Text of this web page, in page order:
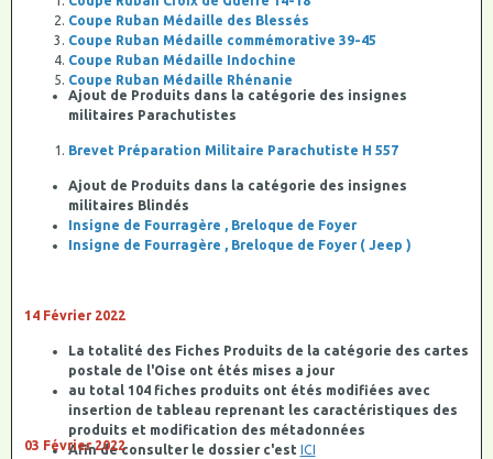
Coupe Ruban Médaille des Blessés
Coupe Ruban Médaille commémorative 39-45
Coupe Ruban Médaille Indochine
Coupe Ruban Médaille Rhénanie
Ajout de Produits dans la catégorie des insignes
militaires Parachutistes
Brevet Préparation Militaire Parachutiste H 557
Ajout de Produits dans la catégorie des insignes
militaires Blindés
Insigne de Fourragère , Breloque de Foyer
Insigne de Fourragère , Breloque de Foyer ( Jeep )
14 Février 2022
La totalité des Fiches Produits de la catégorie des cartes
postale de l'Oise ont étés mises a jour
au total 104 fiches produits ont étés modifiées avec
insertion de tableau reprenant les caractéristiques des
produits et modification des métadonnées
Afin de consulter le dossier c'est ICI
03 Février 2022